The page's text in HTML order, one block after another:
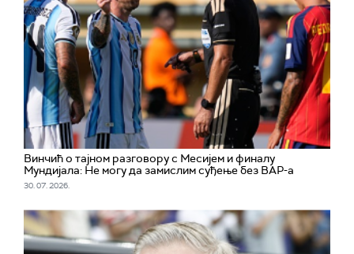
Винчић о тајном разговору с Месијем и финалу
Мундијала: Не могу да замислим суђење без ВАР-а
30. 07. 2026.